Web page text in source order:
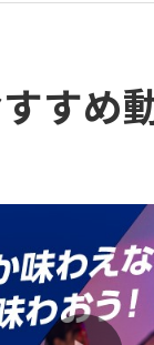
ジム全面リ
用できる！24
すめ